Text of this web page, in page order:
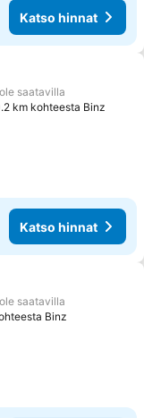
Katso hinnat
saatavilla
km kohteesta Binz
Katso hinnat
saatavilla
Binz